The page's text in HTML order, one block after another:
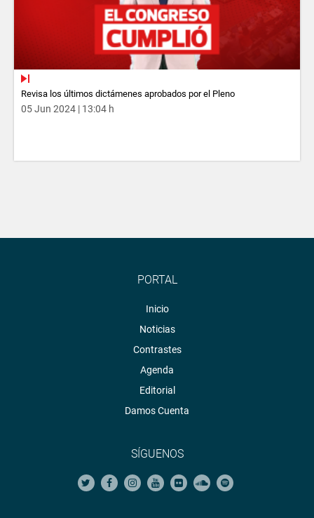
Revisa los últimos dictámenes aprobados por el Pleno
05 Jun 2024 | 13:04 h
PORTAL
Inicio
Noticias
Contrastes
Agenda
Editorial
Damos Cuenta
SÍGUENOS